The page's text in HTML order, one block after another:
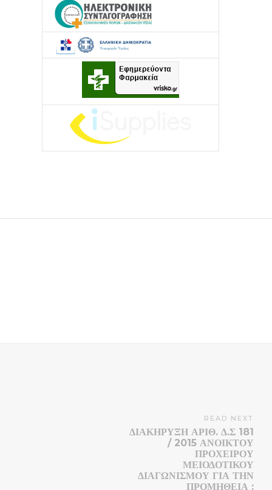
READ NEXT
ΔΙΑΚΗΡΥΞΗ ΑΡΙΘ. Δ.Σ 181
/ 2015 ΑΝΟΙΚΤΟΥ
ΠΡΟΧΕΙΡΟΥ
ΜΕΙΟΔΟΤΙΚΟΥ
ΔΙΑΓΩΝΙΣΜΟΥ ΓΙΑ ΤΗΝ
ΠΡΟΜΉΘΕΙΑ :